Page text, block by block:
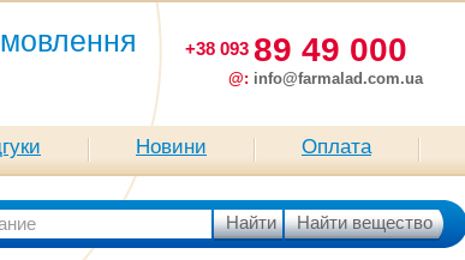
+38 093 89 49 000
@: info@farmalad.com.ua
Новини Оплата